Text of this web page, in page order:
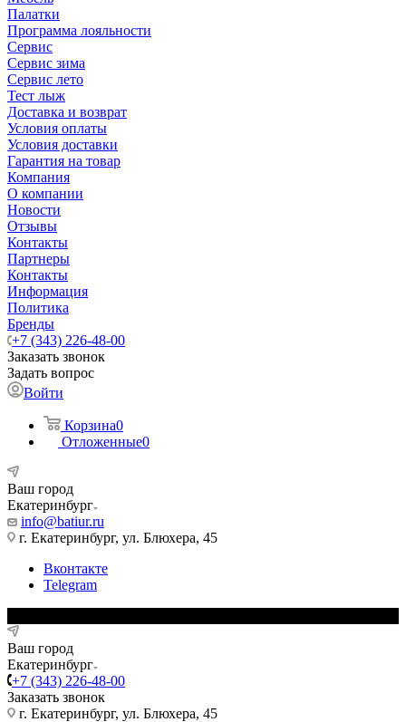
Палатки
Программа лояльности
Сервис
Сервис зима
Сервис лето
Тест лыж
Доставка и возврат
Условия оплаты
Условия доставки
Гарантия на товар
Компания
О компании
Новости
Отзывы
Контакты
Партнеры
Контакты
Информация
Политика
Бренды
+7 (343) 226-48-00
Заказать звонок
Задать вопрос
Войти
Корзина0
Отложенные0
Ваш город
Екатеринбург
info@batiur.ru
г. Екатеринбург, ул. Блюхера, 45
Вконтакте
Telegram
Ваш город
Екатеринбург
+7 (343) 226-48-00
Заказать звонок
г. Екатеринбург, ул. Блюхера, 45